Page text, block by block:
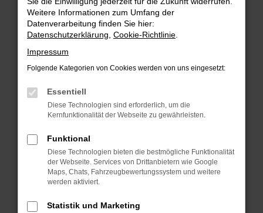
Überprüfe deine Firewall und deine
Internetverbindung.
Laden andere Webseiten, zum Beispiel deine
Suchmaschine?
Manche Erweiterungen, wie Werbeblocker,
können das Laden bestimmter Seiten
verhindern. Funktioniert die Seite in einem
anderen Browser oder in einem privaten
Fenster?
Starte dein Gerät neu.
Das kann manchmal helfen, vorübergehende
Stelle sicher, dass dein Browser und dein
Weitere Informationen zum Umfang der
Datenverarbeitung finden Sie hier:
Datenschutzerklärung Cookie-Richtlinie
Impressum
Folgende Kategorien von Cookies werden von uns eingesetzt:
Essentiell
Diese Technologien sind erforderlich, um die
Kernfunktionalität der Webseite zu gewährleisten.
Funktional
Diese Technologien bieten die bestmögliche Funktionalität
der Webseite. Services von Drittanbietern wie Google
Maps, Chats, Fahrzeugbewertungssystem und weitere
werden aktiviert.
Statistik und Marketing